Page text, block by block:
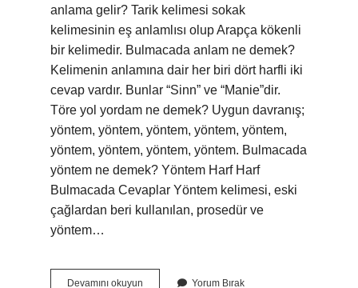
anlama gelir? Tarik kelimesi sokak
kelimesinin eş anlamlısı olup Arapça kökenli
bir kelimedir. Bulmacada anlam ne demek?
Kelimenin anlamına dair her biri dört harfli iki
cevap vardır. Bunlar “Sinn” ve “Manie”dir.
Töre yol yordam ne demek? Uygun davranış;
yöntem, yöntem, yöntem, yöntem, yöntem,
yöntem, yöntem, yöntem, yöntem. Bulmacada
yöntem ne demek? Yöntem Harf Harf
Bulmacada Cevaplar Yöntem kelimesi, eski
çağlardan beri kullanılan, prosedür ve
yöntem…
Devamını okuyun Bulmacada Yorum Bırak